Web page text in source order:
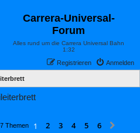
Carrera-Universal-
Forum
Alles rund um die Carrera Universal Bahn
1:32
Anmelden
Registrieren
Themen 1 2 3 4 5 6